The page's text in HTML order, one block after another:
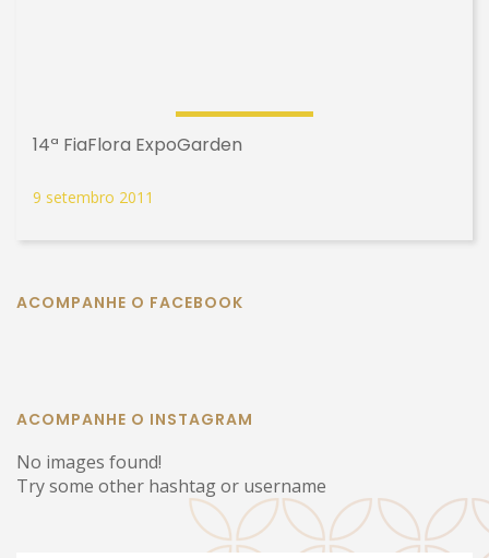
14ª FiaFlora ExpoGarden
9 setembro 2011
ACOMPANHE O FACEBOOK
ACOMPANHE O INSTAGRAM
No images found!
Try some other hashtag or username